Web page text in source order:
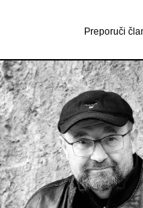
Preporuči